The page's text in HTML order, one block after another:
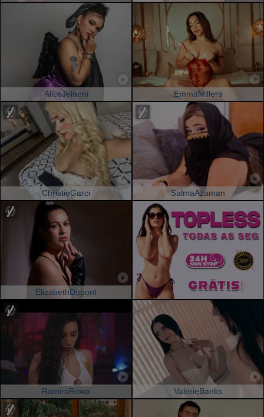
AliceJelanni EmmaMillers
ChristieGarci SalmaAzaman
ElizabethDupont
RamiraRowa ValerieBanks